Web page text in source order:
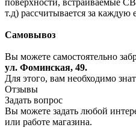
поверхности, встраиваемые
т.д) рассчитывается за каждую
Самовывоз
Вы можете самостоятельно
ул. Фоминская, 49.
Для этого, вам необходимо
Отзывы
Задать вопрос
Вы можете задать любой
или работе магазина.